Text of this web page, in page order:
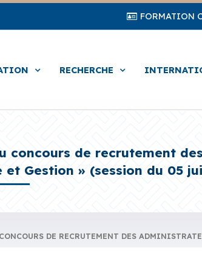
FORMATION
RECHERCHE
concours de recrutement
Gestion » (session du 05
DE RECRUTEMENT DES